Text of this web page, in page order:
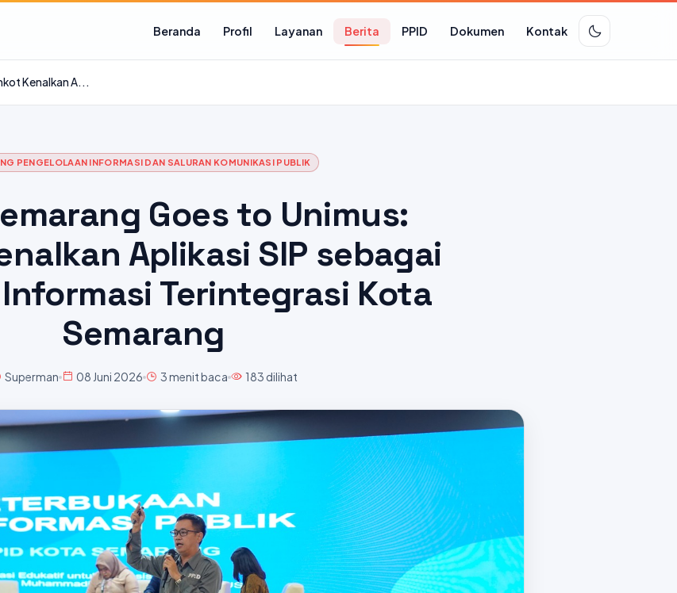
Beranda Profil Layanan Berita PPID Dokumen Kontak
Kenalkan A...
PENGELOLAAN INFORMASI DAN SALURAN KOMUNIKASI PUBLIK
Goes to Unimus:
Aplikasi SIP sebagai
Terintegrasi Kota
Semarang
Superman 08 Juni 2026 3 menit baca 183 dilihat